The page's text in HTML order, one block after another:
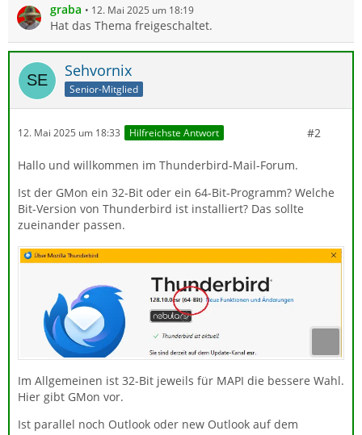
graba 12. Mai 2025 um 18:19
Hat das Thema freigeschaltet.
Sehvornix
Senior-Mitglied
12. Mai 2025 um 18:33 Hilfreichste Antwort #2
Hallo und willkommen im Thunderbird-Mail-Forum.
Ist der GMon ein 32-Bit oder ein 64-Bit-Programm? Welche
Bit-Version von Thunderbird ist installiert? Das sollte
zueinander passen.
Im Allgemeinen ist 32-Bit jeweils für MAPI die bessere Wahl.
Hier gibt GMon vor.
Ist parallel noch Outlook oder new Outlook auf dem